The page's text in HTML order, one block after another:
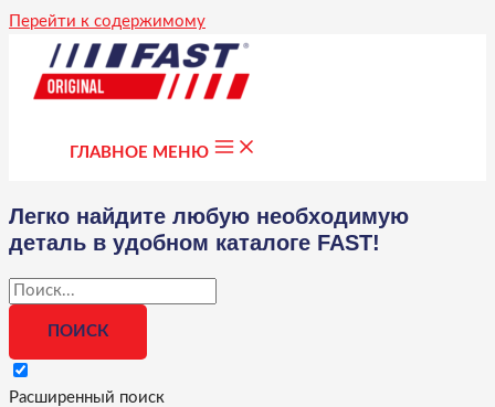
Перейти к содержимому
ГЛАВНОЕ МЕНЮ
Легко найдите любую необходимую
деталь в удобном каталоге FAST!
Расширенный поиск